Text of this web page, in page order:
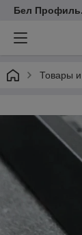
Бел
Товары и